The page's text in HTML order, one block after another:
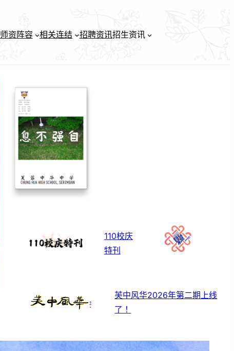
师资阵容 相关连结 招聘资讯招生资讯
110校庆
特刊
芙中风华2026年第二期上线
了！